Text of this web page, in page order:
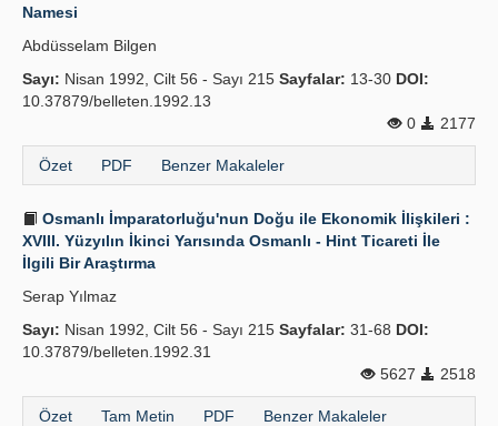
Namesi
Abdüsselam Bilgen
Sayı: Nisan 1992, Cilt 56 - Sayı 215 Sayfalar: 13-30 DOI:
10.37879/belleten.1992.13
0
2177
Özet PDF Benzer Makaleler
Osmanlı İmparatorluğu'nun Doğu ile Ekonomik İlişkileri :
XVIII. Yüzyılın İkinci Yarısında Osmanlı - Hint Ticareti İle
İlgili Bir Araştırma
Serap Yılmaz
Sayı: Nisan 1992, Cilt 56 - Sayı 215 Sayfalar: 31-68 DOI:
10.37879/belleten.1992.31
5627
2518
Özet Tam Metin PDF Benzer Makaleler